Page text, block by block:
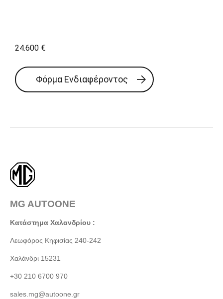
24.600 €
Φόρμα Ενδιαφέροντος
MG AUTOONE
Κατάστημα Χαλανδρίου :
Λεωφόρος Κηφισίας 240-242
Χαλάνδρι 15231
+30 210 6700 970
sales.mg@autoone.gr